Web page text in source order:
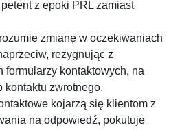
z epoki PRL zamiast
zmianę w oczekiwaniach
rezygnując z
formularzy kontaktowych, na
kontaktu zwrotnego.
kojarzą się klientom z
na odpowiedź, pokutuje